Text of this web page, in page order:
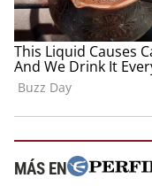
MÁS EN